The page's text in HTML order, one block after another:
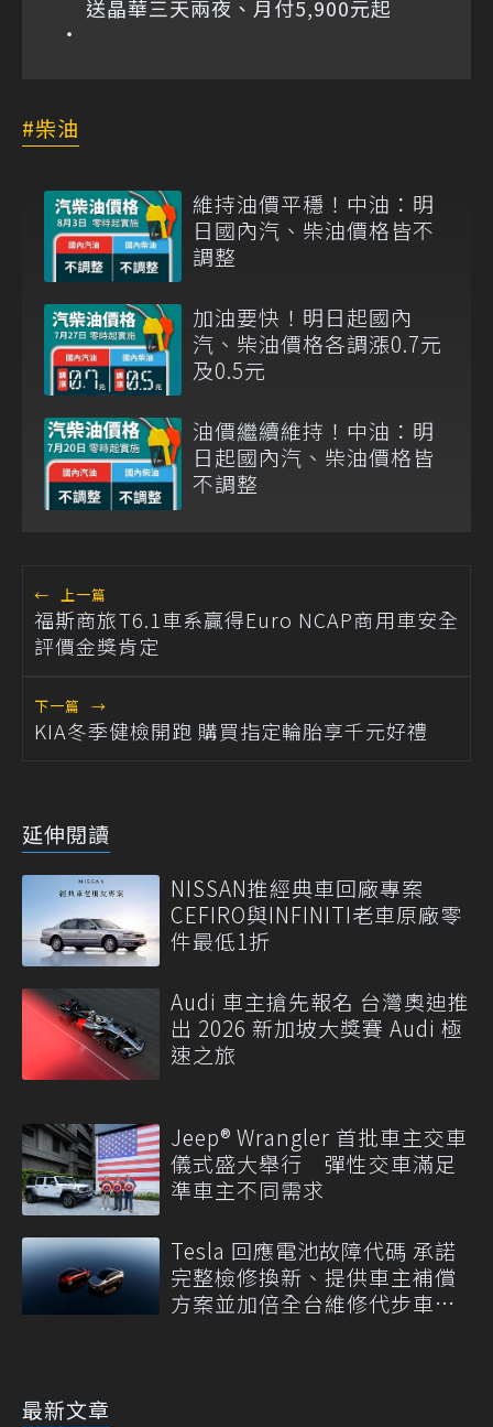
送晶華三天兩夜、月付5,900元起
柴油
維持油價平穩！中油：明
日國內汽、柴油價格皆不
調整
加油要快！明日起國內
汽、柴油價格各調漲0.7元
及0.5元
油價繼續維持！中油：明
日起國內汽、柴油價格皆
不調整
← 上一篇
福斯商旅T6.1車系贏得Euro NCAP商用車安全
評價金獎肯定
下一篇 →
KIA冬季健檢開跑 購買指定輪胎享千元好禮
延伸閱讀
NISSAN推經典車回廠專案
CEFIRO與INFINITI老車原廠零
件最低1折
Audi 車主搶先報名 台灣奧迪推
出 2026 新加坡大獎賽 Audi 極
速之旅
Jeep® Wrangler 首批車主交車
儀式盛大舉行 彈性交車滿足
準車主不同需求
Tesla 回應電池故障代碼 承諾
完整檢修換新、提供車主補償
方案並加倍全台維修代步車數
最新文章